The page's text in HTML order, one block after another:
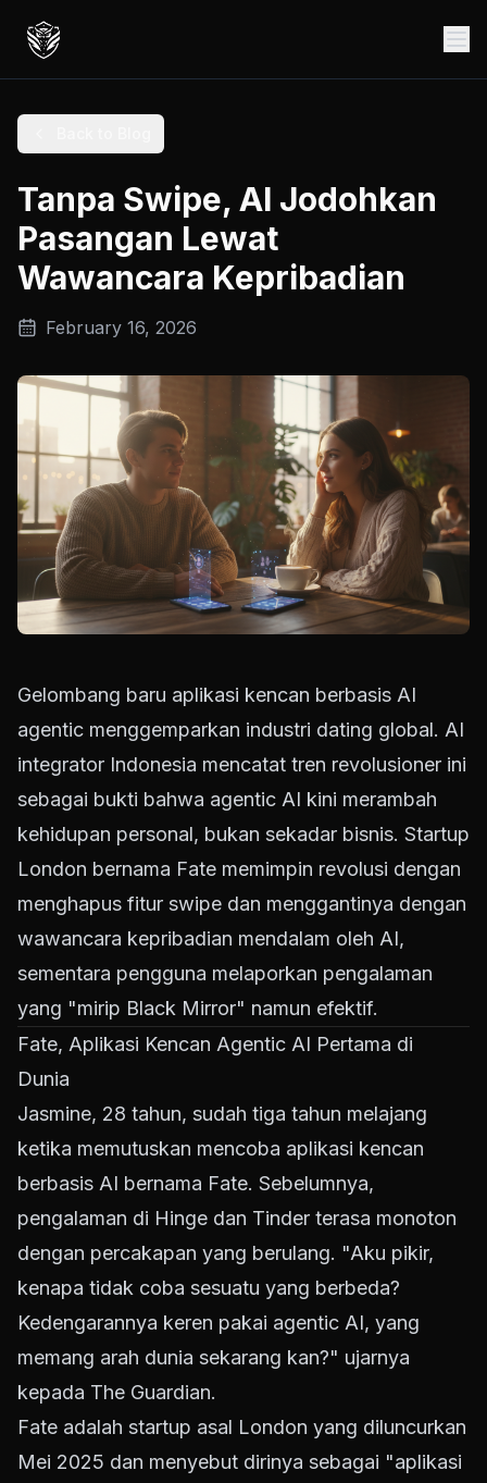
Tanpa Swipe, AI Jodohkan
Pasangan Lewat
Wawancara Kepribadian
February 16, 2026
Gelombang baru aplikasi kencan berbasis AI
agentic menggemparkan industri dating global. AI
integrator Indonesia mencatat tren revolusioner ini
sebagai bukti bahwa agentic AI kini merambah
kehidupan personal, bukan sekadar bisnis. Startup
London bernama Fate memimpin revolusi dengan
menghapus fitur swipe dan menggantinya dengan
wawancara kepribadian mendalam oleh AI,
sementara pengguna melaporkan pengalaman
yang "mirip Black Mirror" namun efektif.
Fate, Aplikasi Kencan Agentic AI Pertama di
Dunia
Jasmine, 28 tahun, sudah tiga tahun melajang
ketika memutuskan mencoba aplikasi kencan
berbasis AI bernama Fate. Sebelumnya,
pengalaman di Hinge dan Tinder terasa monoton
dengan percakapan yang berulang. "Aku pikir,
kenapa tidak coba sesuatu yang berbeda?
Kedengarannya keren pakai agentic AI, yang
memang arah dunia sekarang kan?" ujarnya
kepada The Guardian.
Fate adalah startup asal London yang diluncurkan
Mei 2025 dan menyebut dirinya sebagai "aplikasi